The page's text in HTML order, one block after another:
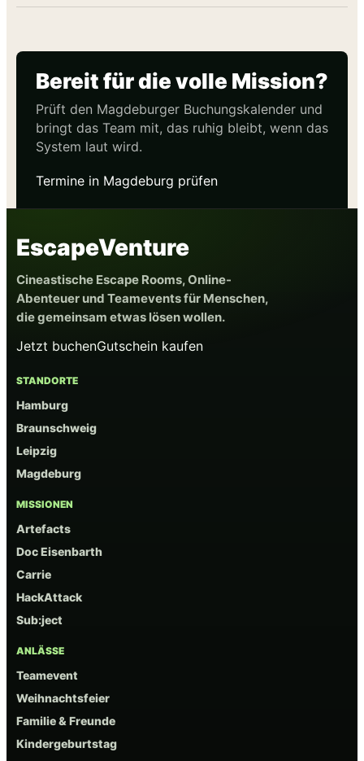
Bereit für die volle Mission?
Prüft den Magdeburger Buchungskalender und
bringt das Team mit, das ruhig bleibt, wenn das
System laut wird.
Termine in Magdeburg prüfen
EscapeVenture
Cineastische Escape Rooms, Online-
Abenteuer und Teamevents für Menschen,
die gemeinsam etwas lösen wollen.
Jetzt buchenGutschein kaufen
STANDORTE
Hamburg
Braunschweig
Leipzig
Magdeburg
MISSIONEN
Artefacts
Doc Eisenbarth
Carrie
HackAttack
Sub:ject
ANLÄSSE
Teamevent
Weihnachtsfeier
Familie & Freunde
Kindergeburtstag